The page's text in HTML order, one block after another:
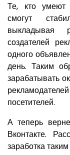
Те, кто умеют
смогут
выкладывая
создателей
одного
день. Таким
зарабатывать
посетителей.
А теперь
Вконтакте.
заработка